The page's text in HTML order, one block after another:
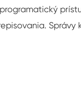
Správy